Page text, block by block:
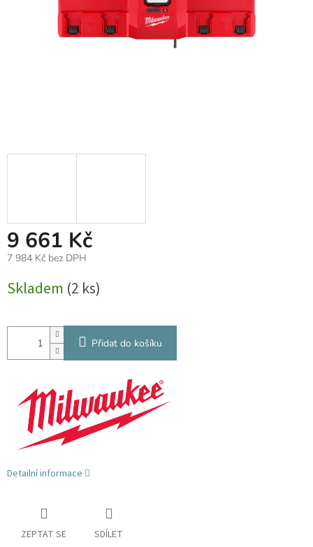
9 661 Kč
7 984 Kč bez DPH
cena:
Skladem (2 ks)
Přidat do košíku
Detailní informace
ZEPTAT SE SDÍLET